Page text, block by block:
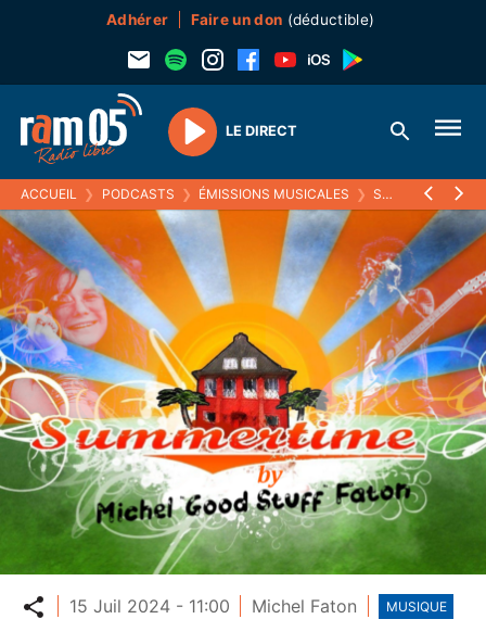
Adhérer Faire un don (déductible)
Play
LE DIRECT
ACCUEIL ❯ PODCASTS ❯ ÉMISSIONS MUSICALES ❯ SUMMERTIME
Partager
15 Juil 2024 - 11:00 Michel Faton MUSIQUE